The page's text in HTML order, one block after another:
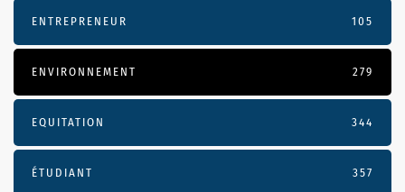
ENTREPRENEUR 105
ENVIRONNEMENT 279
EQUITATION 344
ÉTUDIANT 357